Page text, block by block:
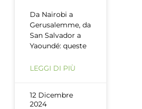
Da Nairobi a
Gerusalemme, da
San Salvador a
Yaoundé: queste
LEGGI DI PIÙ
12 Dicembre
2024